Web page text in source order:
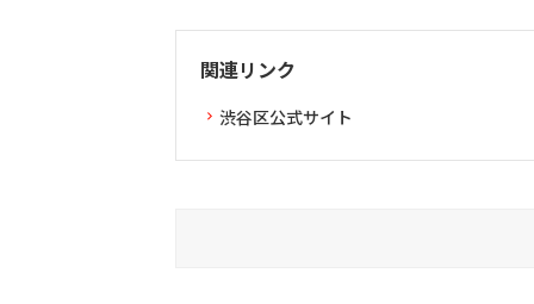
関連リンク
渋谷区公式サイト